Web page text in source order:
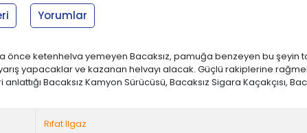
Yorumlar
önce ketenhelva yemeyen Bacaksız, pamuğa benzeyen bu
yapacaklar ve kazanan helvayı alacak. Güçlü rakiplerine
Bacaksız Kamyon Sürücüsü, Bacaksız Sigara Kaçakçısı,
Rıfat Ilgaz